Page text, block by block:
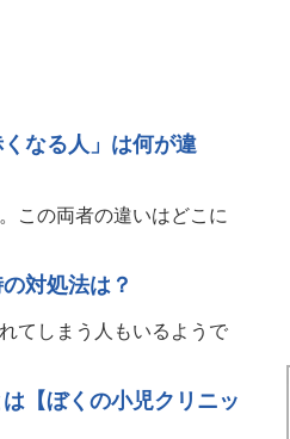
なる人」は何が違
この両者の違いはどこに
対処法は？
てしまう人もいるようで
【ぼくの小児クリニッ